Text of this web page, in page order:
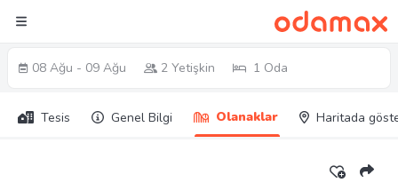
08 Ağu - 09 Ağu 2 Yetişkin 1 Oda
Tesis Genel Bilgi Olanaklar Haritada